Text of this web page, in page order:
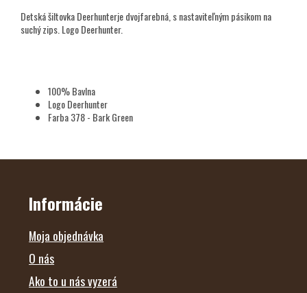
Detská šiltovka Deerhunterje dvojfarebná, s nastaviteľným pásikom na
suchý zips. Logo Deerhunter.
100% Bavlna
Logo Deerhunter
Farba 378 - Bark Green
Z
Informácie
Moja objednávka
O nás
Ako to u nás vyzerá